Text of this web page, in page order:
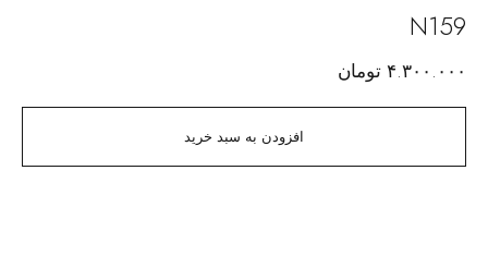
افزودن به سبد خرید
N159
۴.۳۰۰.۰۰۰ تومان